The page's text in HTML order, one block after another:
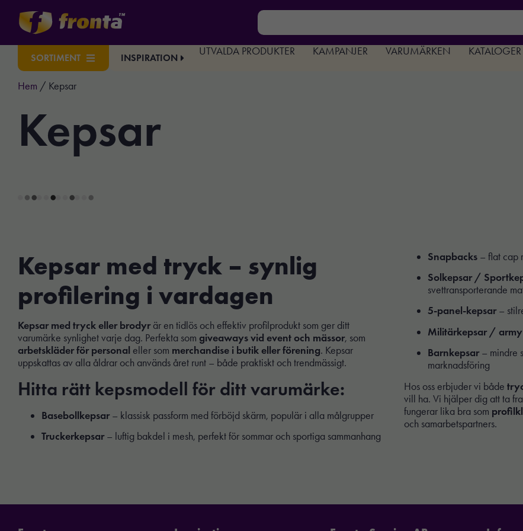
SORTIMENT INSPIRATION
UTVALDA PRODUKTER KAMPANJER VARUMÄRKEN KATALOGER
Hem / Kepsar
Kepsar
Kepsar med tryck – synlig
profilering i vardagen
Kepsar med tryck eller brodyrär en tidlös och effektiv profilprodukt som ger ditt
varumärke synlighet varje dag. Perfekta som giveaways vid event och mässor, som
arbetskläder för personal eller som merchandise i butik eller förening. Kepsar
uppskattas av alla åldrar och används året runt – både praktiskt och trendmässigt.
Hitta rätt kepsmodell för ditt varumärke:
Basebollkepsar– klassisk passform med förböjd skärm, populär i alla målgrupper
Truckerkepsar– luftig bakdel i mesh, perfekt för sommar och sportiga sammanhang
Snapbacks – flat cap
Solkepsar /
svettransporterande
5-panel-kepsar–
Militärkepsar / army
Barnkepsar– mindre
marknadsföring
Hos oss erbjuder vi både
vill ha. Vi hjälper dig att ta
fungerar lika bra som
och samarbetspartners.